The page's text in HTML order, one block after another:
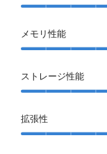
メモリ性能
ストレージ性能
拡張性